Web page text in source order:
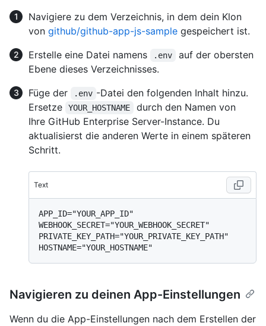
Navigiere zu dem Verzeichnis, in dem dein Klon
von github/github-app-js-sample gespeichert ist.
Erstelle eine Datei namens
.env
auf der obersten
Ebene dieses Verzeichnisses.
Füge der
.env -Datei den folgenden Inhalt hinzu.
Ersetze
YOUR_HOSTNAME
durch den Namen von
Ihre GitHub Enterprise Server-Instance. Du
aktualisierst die anderen Werte in einem späteren
Schritt.
Text
APP_ID="YOUR_APP_ID"
WEBHOOK_SECRET="YOUR_WEBHOOK_SECRET"
PRIVATE_KEY_PATH="YOUR_PRIVATE_KEY_PATH"
Navigieren zu deinen App-Einstellungen
Wenn du die App-Einstellungen nach dem Erstellen der